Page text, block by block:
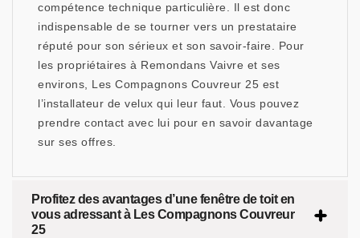
compétence technique particulière. Il est donc
indispensable de se tourner vers un prestataire
réputé pour son sérieux et son savoir-faire. Pour
les propriétaires à Remondans Vaivre et ses
environs, Les Compagnons Couvreur 25 est
l’installateur de velux qui leur faut. Vous pouvez
prendre contact avec lui pour en savoir davantage
sur ses offres.
Profitez des avantages d’une fenêtre de toit en
vous adressant à Les Compagnons Couvreur
25